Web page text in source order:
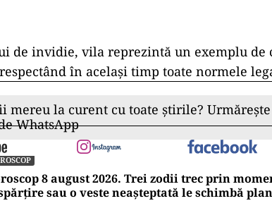
de invidie, vila reprezintă un exemplu de
în același timp toate normele
mereu la curent cu toate știrile?
WhatsApp
8 august 2026. Trei zodii trec prin
sau o veste neașteptată le schimbă